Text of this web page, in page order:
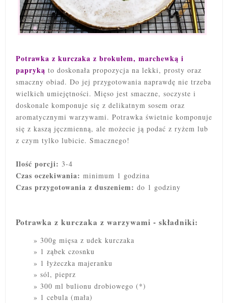
Potrawka z kurczaka z brokułem, marchewką i
papryką to doskonała propozycja na lekki, prosty oraz
smaczny obiad. Do jej przygotowania naprawdę nie trzeba
wielkich umiejętności. Mięso jest smaczne, soczyste i
doskonale komponuje się z delikatnym sosem oraz
aromatycznymi warzywami. Potrawka świetnie komponuje
się z kaszą jęczmienną, ale możecie ją podać z ryżem lub
z czym tylko lubicie. Smacznego!
Ilość porcji: 3-4
Czas oczekiwania: minimum 1 godzina
Czas przygotowania z duszeniem: do 1 godziny
Potrawka z kurczaka z warzywami - składniki:
300g mięsa z udek kurczaka
1 ząbek czosnku
1 łyżeczka majeranku
sól, pieprz
300 ml bulionu drobiowego (*)
1 cebula (mała)